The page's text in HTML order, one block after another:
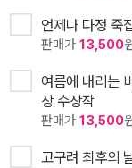
언제나 다정 죽
판매가 13,500
여름에 내리는
상 수상작
판매가 13,500
고구려 최후의